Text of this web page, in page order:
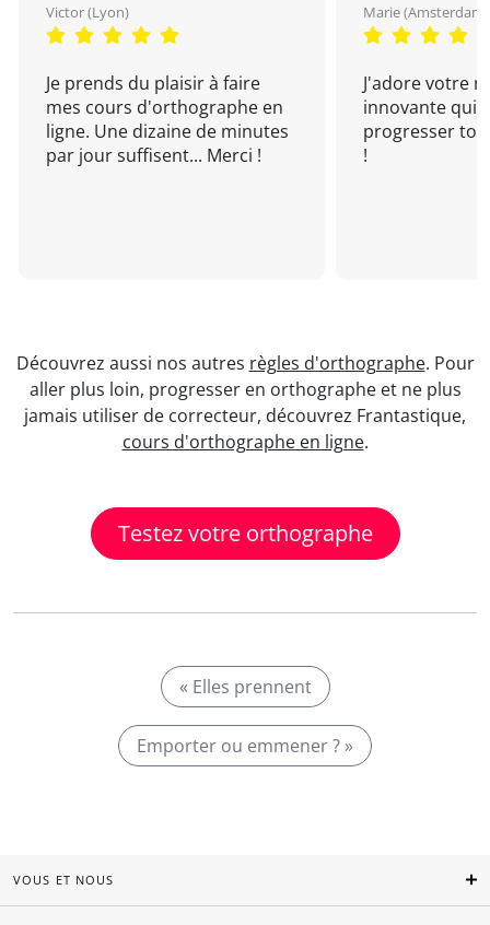
Victor (Lyon)
Je prends du plaisir à faire
mes cours d'orthographe en
ligne. Une dizaine de minutes
par jour suffisent... Merci !
Marie (Amsterdam)
J'adore votre
innovante qui
progresser
!
Découvrez aussi nos autres règles d'orthographe. Pour
aller plus loin, progresser en orthographe et ne plus
jamais utiliser de correcteur, découvrez Frantastique,
cours d'orthographe en ligne.
Testez votre orthographe
« Elles prennent
Emporter ou emmener ? »
VOUS ET NOUS